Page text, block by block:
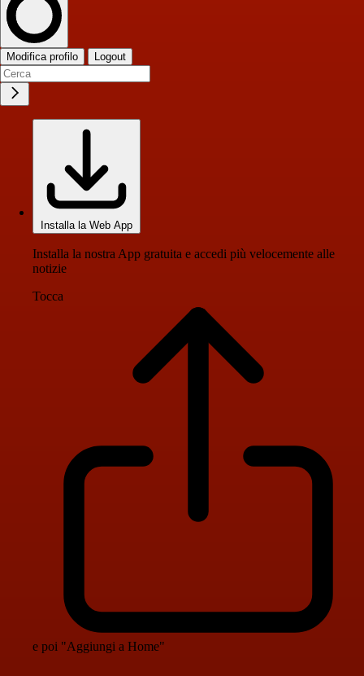
Modifica profilo Logout
Installa la Web App
Installa la nostra App gratuita e accedi più velocemente alle
notizie
Tocca
e poi "Aggiungi a Home"